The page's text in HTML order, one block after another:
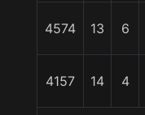
4574 13 6
4157 14 4